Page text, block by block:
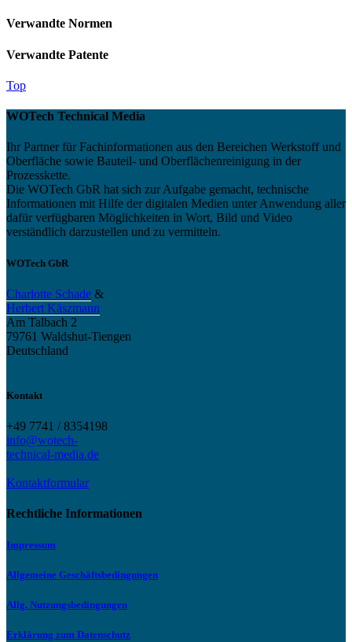
Verwandte Normen
Verwandte Patente
Top
WOTech Technical Media
Ihr Partner für Fachinformationen aus den Bereichen Werkstoff und
Oberfläche sowie Bauteil- und Oberflächenreinigung in der
Prozesskette.
Die WOTech GbR hat sich zur Aufgabe gemacht, technische
Informationen mit Hilfe der digitalen Medien unter Anwendung aller
dafür verfügbaren Möglichkeiten in Wort, Bild und Video
verständlich darzustellen und zu vermitteln.
WOTech GbR
Charlotte Schade &
Herbert Käszmann
Am Talbach 2
79761 Waldshut-Tiengen
Deutschland
Kontakt
+49 7741 / 8354198
info@wotech-
technical-media.de
Kontaktformular
Rechtliche Informationen
Impressum
Allgemeine Geschäftsbedingungen
Allg. Nutzungsbedingungen
Erklärung zum Datenschutz